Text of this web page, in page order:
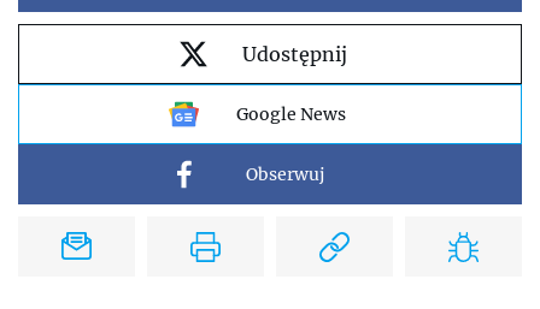
Udostępnij
Google News
Obserwuj